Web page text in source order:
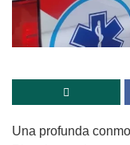
Una profunda